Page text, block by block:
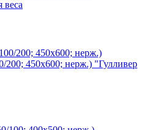
веса
450х600; нерж.) "Гулливер